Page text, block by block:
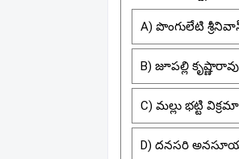
A) పొంగులేటి
B) జూపల్లి కృష్ణారావు
C) మల్లు భట్టి
D) దనసరి